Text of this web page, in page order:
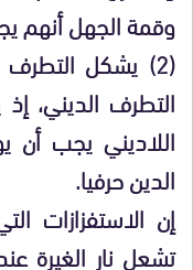
وقمة الجهل أنهم
(2) يشكل
التطرف الديني،
اللاديني يجب أن
الدين حرفيا.
إن الاستفزازات
تشعل نار الغيرة